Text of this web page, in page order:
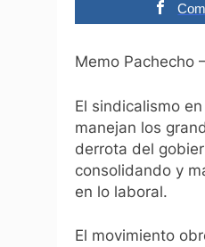
Memo Pachecho
El sindicalismo
manejan los
derrota del
consolidando y
en lo laboral.
El movimiento